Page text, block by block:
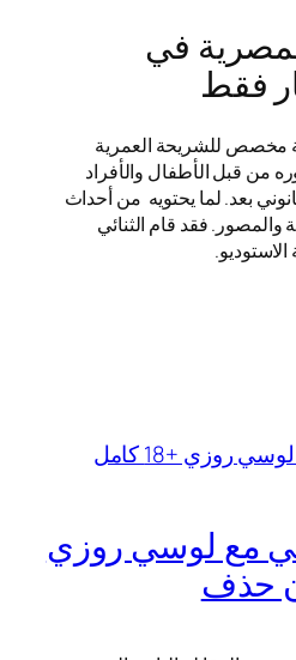
في
فقط
مخصص للشريحة العمرية
من قبل الأطفال والأفراد
بعد. لما يحتويه من أحداث
فقد قام الثنائي
مع لوسي روزي